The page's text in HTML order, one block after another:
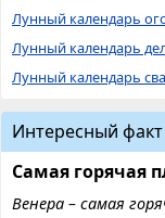
Лунный календарь
Лунный календарь
Лунный календарь
Интересный факт
Самая горячая
Венера – самая